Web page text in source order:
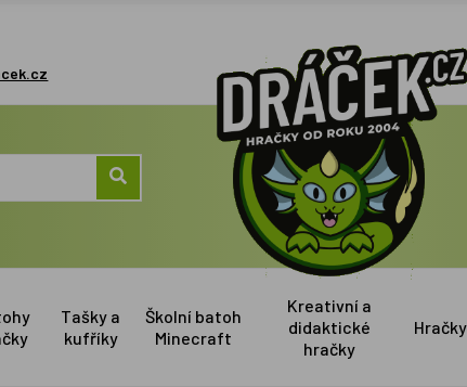
Tašky a
kufříky
Školní batoh
Minecraft
Kreativní a
didaktické
hračky
Hračky